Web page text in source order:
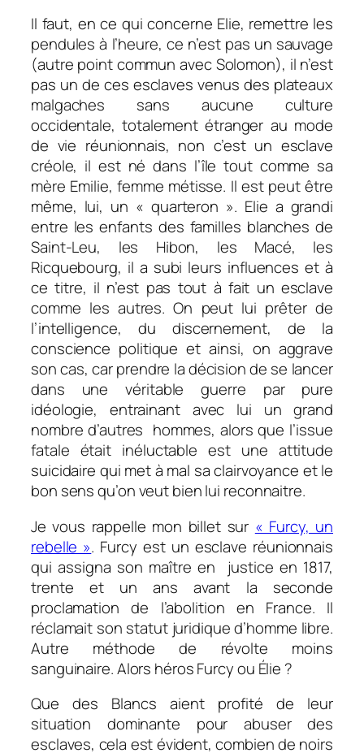
Il faut, en ce qui concerne Elie, remettre les
pendules à l’heure, ce n’est pas un sauvage
(autre point commun avec Solomon), il n’est
pas un de ces esclaves venus des plateaux
malgaches sans aucune culture
occidentale, totalement étranger au mode
de vie réunionnais, non c’est un esclave
créole, il est né dans l’île tout comme sa
mère Emilie, femme métisse. Il est peut être
même, lui, un « quarteron ». Elie a grandi
entre les enfants des familles blanches de
Saint-Leu, les Hibon, les Macé, les
Ricquebourg, il a subi leurs influences et à
ce titre, il n’est pas tout à fait un esclave
comme les autres. On peut lui prêter de
l’intelligence, du discernement, de la
conscience politique et ainsi, on aggrave
son cas, car prendre la décision de se lancer
dans une véritable guerre par pure
idéologie, entrainant avec lui un grand
nombre d’autres hommes, alors que l’issue
fatale était inéluctable est une attitude
suicidaire qui met à mal sa clairvoyance et le
bon sens qu’on veut bien lui reconnaitre.
Je vous rappelle mon billet sur « Furcy, un
rebelle ». Furcy est un esclave réunionnais
qui assigna son maître en justice en 1817,
trente et un ans avant la seconde
proclamation de l’abolition en France. Il
réclamait son statut juridique d’homme libre.
Autre méthode de révolte moins
sanguinaire. Alors héros Furcy ou Élie ?
Que des Blancs aient profité de leur
situation dominante pour abuser des
esclaves, cela est évident, combien de noirs